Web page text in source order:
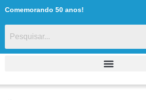
Comemorando 50 anos!